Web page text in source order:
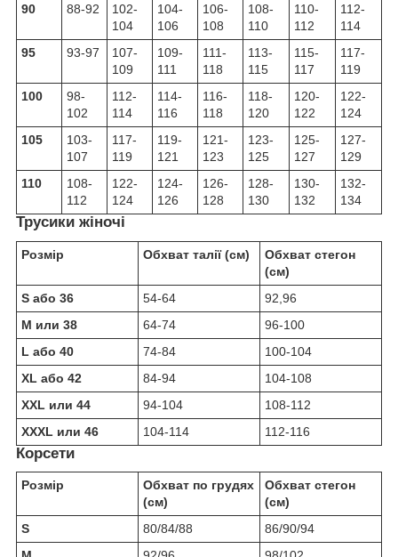
90
88-92
102-
104
104-
106
106-
108
108-
110
110-
112
112-
114
95
93-97
107-
109
109-
111
111-
118
113-
115
115-
117
117-
119
100
98-
102
112-
114
114-
116
116-
118
118-
120
120-
122
122-
124
105
103-
107
117-
119
119-
121
121-
123
123-
125
125-
127
127-
129
110
108-
112
122-
124
124-
126
126-
128
128-
130
130-
132
132-
134
Трусики жіночі
Розмір Обхват талії (см)
Обхват стегон
(см)
S або 36
54-64
92,96
M или 38
64-74
96-100
L або 40
74-84
100-104
XL або 42
84-94
104-108
XXL или 44
94-104
108-112
XXXL или 46
104-114 112-116
Корсети
Розмір
Обхват по грудях
(см)
Обхват стегон
(см)
S
80/84/88
86/90/94